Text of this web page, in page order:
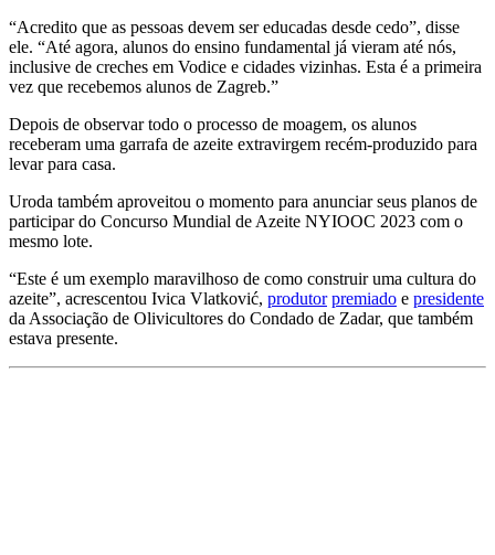
“Acredito que as pessoas devem ser educadas desde cedo”, disse
ele. “Até agora, alunos do ensino fundamental já vieram até nós,
inclusive de creches em Vodice e cidades vizinhas. Esta é a primeira
vez que recebemos alunos de Zagreb.”
Depois de observar todo o processo de moagem, os alunos
receberam uma garrafa de azeite extravirgem recém-produzido para
levar para casa.
Uroda também aproveitou o momento para anunciar seus planos de
participar do Concurso Mundial de Azeite NYIOOC 2023 com o
mesmo lote.
“Este é um exemplo maravilhoso de como construir uma cultura do
azeite”, acrescentou Ivica Vlatković, produtor premiado e presidente
da Associação de Olivicultores do Condado de Zadar, que também
estava presente.